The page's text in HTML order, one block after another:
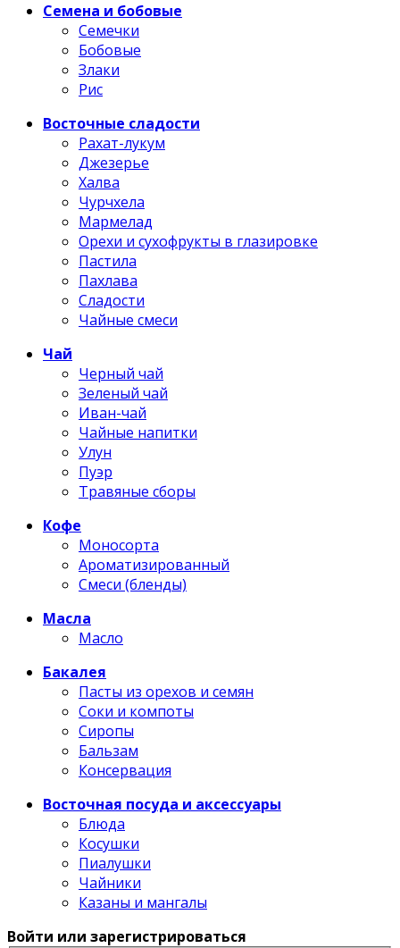
Семена и бобовые
Семечки
Бобовые
Злаки
Рис
Восточные сладости
Рахат-лукум
Джезерье
Халва
Чурчхела
Мармелад
Орехи и сухофрукты в глазировке
Пастила
Пахлава
Сладости
Чайные смеси
Чай
Черный чай
Зеленый чай
Иван-чай
Чайные напитки
Улун
Пуэр
Травяные сборы
Кофе
Моносорта
Ароматизированный
Смеси (бленды)
Масла
Масло
Бакалея
Пасты из орехов и семян
Соки и компоты
Сиропы
Бальзам
Консервация
Восточная посуда и аксессуары
Блюда
Косушки
Пиалушки
Чайники
Казаны и мангалы
Войти или зарегистрироваться